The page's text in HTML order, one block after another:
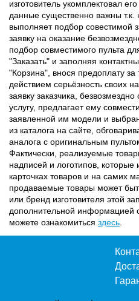
изготовитель укомплектовал
данные существенно важны т.к.
выполняет подбор совестимой
заявку на оказание
подбор совместимого пульта
"Заказать" и заполняя
"Корзина", внося предоплату
действием серьёзность своих
заявку заказчика,
услугу, предлагает ему
заявленной им модели и
из каталога на сайте,
аналога с оригинальным
Фактически, реализуемые
надписей и логотипов, которые
карточках товаров и на самих
продаваемые товары может
или бренд изготовителя этой
дополнительной информацией
можете ознакомиться здесь